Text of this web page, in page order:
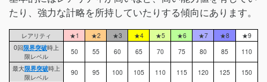
たり、強力な計略を所持していたりする傾向にあります。
レアリティ ★1 ★2 ★3 ★4 ★5 ★6 ★7 ★8
★9
0回限界突破時上
限レベル
50 55 60 65 70 75 80 85
110
最大限界突破時上
限レベル
90 95 100 105 110 115 120 125
150